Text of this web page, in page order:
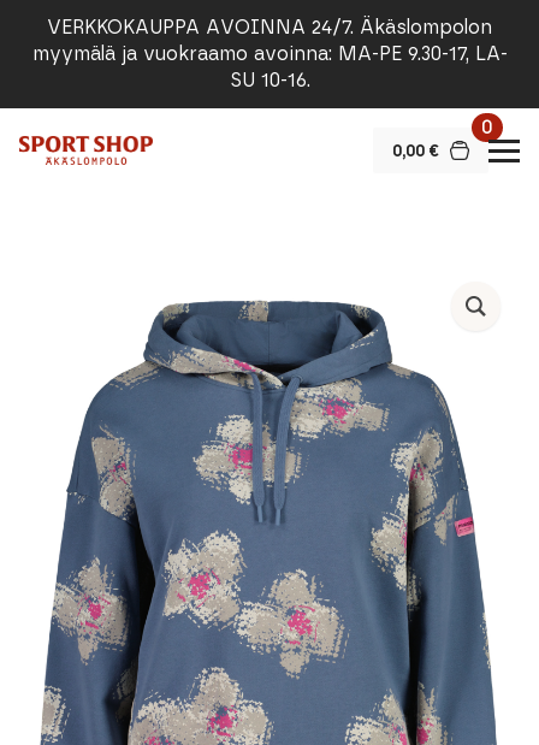
VERKKOKAUPPA AVOINNA 24/7. Äkäslompolon
myymälä ja vuokraamo avoinna: MA-PE 9.30-17, LA-
SU 10-16.
0,00 €
0